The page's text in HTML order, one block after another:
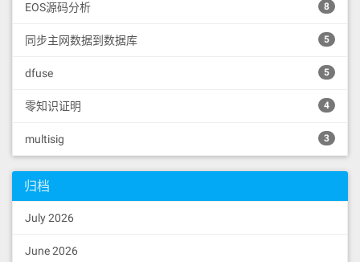
EOS源码分析 8
同步主网数据到数据库 5
dfuse 5
零知识证明 4
multisig 3
归档
July 2026
June 2026